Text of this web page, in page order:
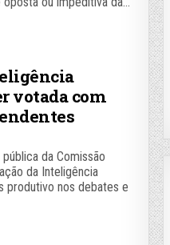
votada com
da Comissão
da Inteligência
produtivo nos debates e